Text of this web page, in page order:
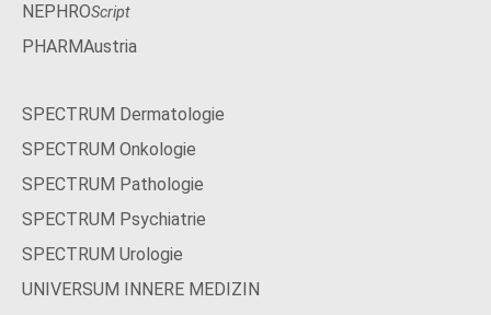
NEPHROScript
PHARMAustria
SPECTRUM Dermatologie
SPECTRUM Onkologie
SPECTRUM Pathologie
SPECTRUM Psychiatrie
SPECTRUM Urologie
UNIVERSUM INNERE MEDIZIN